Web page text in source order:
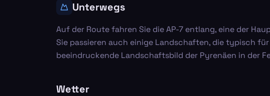
Unterwegs
Auf der Route fahren Sie die AP-7 entlang, eine der
Sie passieren auch einige Landschaften, die typisch
beeindruckende Landschaftsbild der Pyrenäen in der
Wetter